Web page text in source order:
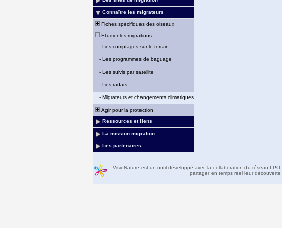
Connaître les migrateurs
Fiches spécifiques des oiseaux
Etudier les migrations
- Les comptages sur le terrain
- Les programmes de baguage
- Les suivis par satellite
- Les radars
- Migrateurs et changements climatiques
Agir pour la protection
Ressources et liens
La mission migration
Les partenaires
VisioNature est un outil développé avec la collaboration du réseau
partager en temps réel leur